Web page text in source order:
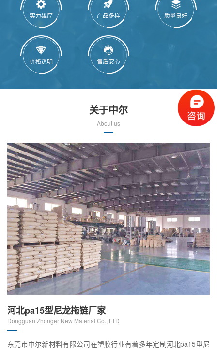
实力雄厚 产品多样 质量良好
价格透明 售后安心
关于中尔
About us
河北pa15型尼龙拖链厂家
Dongguan Zhonger New Material Co., LTD
东莞市中尔新材料有限公司在塑胶行业有着多年定制河北pa15型尼